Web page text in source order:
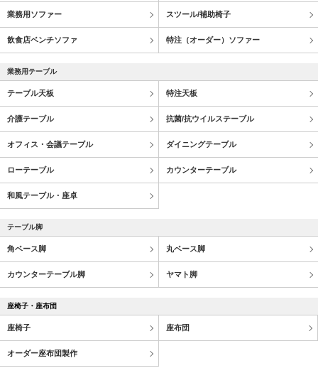
業務用ソファー スツール/補助椅子
飲食店ベンチソファ 特注（オーダー）ソファー
業務用テーブル
テーブル天板 特注天板
介護テーブル 抗菌/抗ウイルステーブル
オフィス・会議テーブル ダイニングテーブル
ローテーブル カウンターテーブル
和風テーブル・座卓
テーブル脚
角ベース脚 丸ベース脚
カウンターテーブル脚 ヤマト脚
座椅子・座布団
座椅子 座布団
オーダー座布団製作